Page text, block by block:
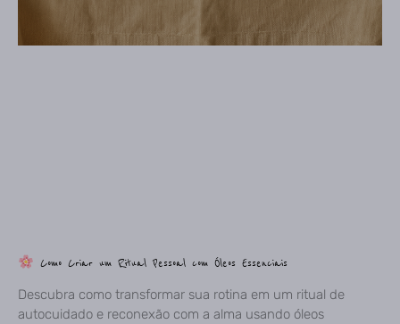
Como Criar um Ritual Pessoal com Óleos Essenciais
Descubra como transformar sua rotina em um ritual de
autocuidado e reconexão com a alma usando óleos